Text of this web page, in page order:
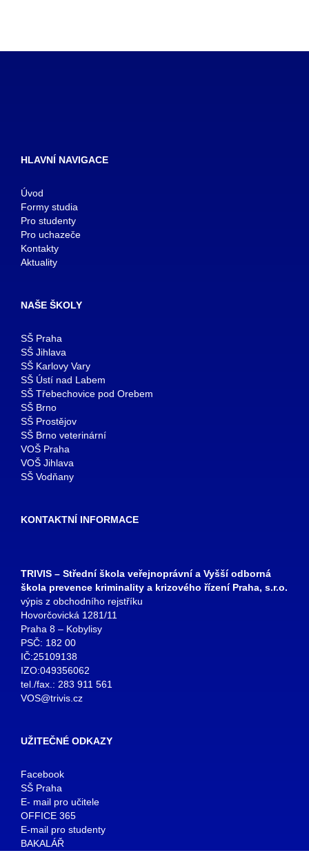
HLAVNÍ NAVIGACE
Úvod
Formy studia
Pro studenty
Pro uchazeče
Kontakty
Aktuality
NAŠE ŠKOLY
SŠ Praha
SŠ Jihlava
SŠ Karlovy Vary
SŠ Ústí nad Labem
SŠ Třebechovice pod Orebem
SŠ Brno
SŠ Prostějov
SŠ Brno veterinární
VOŠ Praha
VOŠ Jihlava
SŠ Vodňany
KONTAKTNÍ INFORMACE
TRIVIS – Střední škola veřejnoprávní a Vyšší odborná
škola prevence kriminality a krizového řízení Praha, s.r.o.
výpis z obchodního rejstříku
Hovorčovická 1281/11
Praha 8 – Kobylisy
PSČ: 182 00
IČ:25109138
IZO:049356062
tel./fax.: 283 911 561
VOS@trivis.cz
UŽITEČNÉ ODKAZY
Facebook
SŠ Praha
E- mail pro učitele
OFFICE 365
E-mail pro studenty
BAKALÁŘ